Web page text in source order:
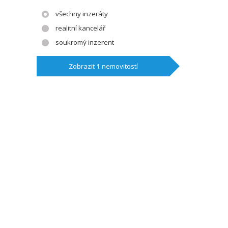
všechny inzeráty
realitní kancelář
soukromý inzerent
Zobrazit 1 nemovitostí